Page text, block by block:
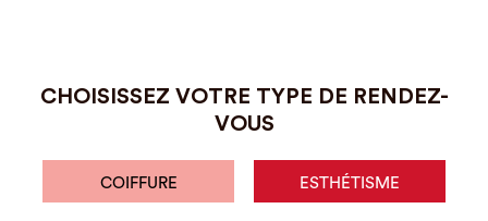
CHOISISSEZ VOTRE TYPE DE RENDEZ-
VOUS
COIFFURE ESTHÉTISME